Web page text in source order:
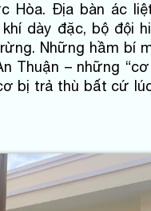
Hòa. Địa bàn ác
dày đặc, bộ đội
Những hầm bí
Thuận – những
bị trả thù bất cứ